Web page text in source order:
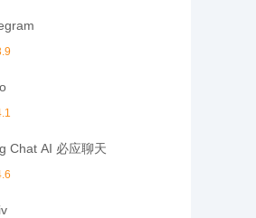
Chat AI 必应聊天